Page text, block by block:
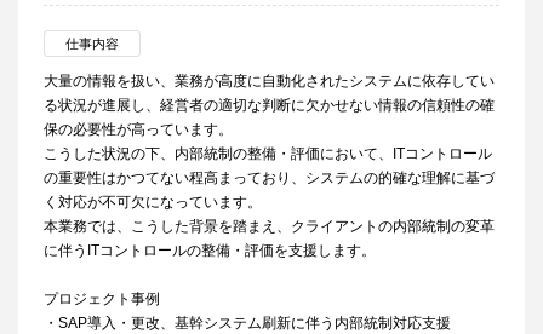
仕事内容
大量の情報を扱い、業務が高度に自動化されたシステムに依存してい
る状況が進展し、経営者の適切な判断に欠かせない情報の信頼性の確
保の必要性が高っています。
こうした状況の下、内部統制の整備・評価において、ITコントロール
の重要性はかつてない程高まっており、システムの的確な理解に基づ
く対応が不可欠になっています。
本業務では、こうした背景を踏まえ、クライアントの内部統制の変革
に伴うITコントロールの整備・評価を支援します。
プロジェクト事例
・SAP導入・更改、基幹システム刷新に伴う内部統制対応支援